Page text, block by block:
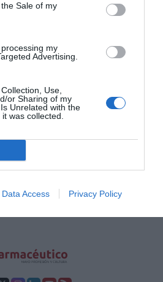
Sale of my
my
Advertising.
Use,
or Sharing of my
Unrelated with the
was collected.
Data Access Privacy Policy
03/2024
y se consolida como el
y salón de referencia de la
y novedades
03/2024
5 6 7 … 15